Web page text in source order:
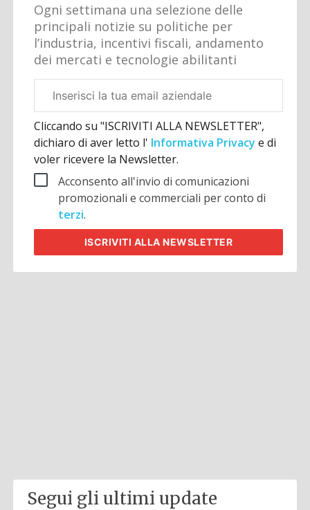
Ogni settimana una selezione delle
principali notizie su politiche per
l’industria, incentivi fiscali, andamento
dei mercati e tecnologie abilitanti
aziendale
Cliccando su "ISCRIVITI ALLA NEWSLETTER",
dichiaro di aver letto l' Informativa Privacye di
voler ricevere la Newsletter.
Acconsento all'invio di comunicazioni
promozionali e commerciali per conto di
terzi.
ISCRIVITI ALLA NEWSLETTER
Segui gli ultimi update